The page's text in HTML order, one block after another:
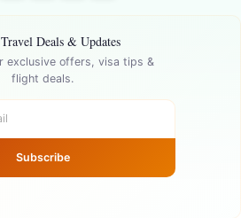
Deals & Updates
exclusive offers, visa tips &
flight deals.
Subscribe